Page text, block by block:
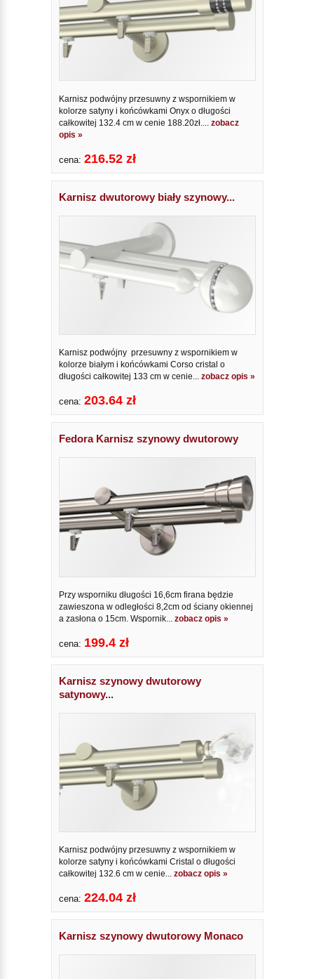
Karnisz podwójny przesuwny z wspornikiem w
kolorze satyny i końcówkami Onyx o długości
całkowitej 132.4 cm w cenie 188.20zł.... zobacz
opis »
cena: 216.52 zł
Karnisz dwutorowy biały szynowy...
Karnisz podwójny przesuwny z wspornikiem w
kolorze białym i końcówkami Corso cristal o
długości całkowitej 133 cm w cenie... zobacz opis »
cena: 203.64 zł
Fedora Karnisz szynowy dwutorowy
Przy wsporniku długości 16,6cm firana będzie
zawieszona w odległości 8,2cm od ściany okiennej
a zasłona o 15cm. Wspornik... zobacz opis »
cena: 199.4 zł
Karnisz szynowy dwutorowy
satynowy...
Karnisz podwójny przesuwny z wspornikiem w
kolorze satyny i końcówkami Cristal o długości
całkowitej 132.6 cm w cenie... zobacz opis »
cena: 224.04 zł
Karnisz szynowy dwutorowy Monaco